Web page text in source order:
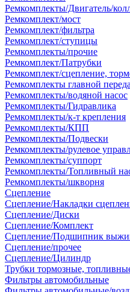
Ремкомплекты/Двигатель/
Ремкомплект/мост
Ремкомплект/фильтра
Ремкомплект/ступицы
Ремкомплекты/прочие
Ремкомплект/Патрубки
Ремкомплект/сцепление,
Ремкомплекты главной
Ремкомплекты/водяной насос
Ремкомплекты/Гидравлика
Ремкомплекты/к-т крепления
Ремкомплекты/КПП
Ремкомплекты/Подвески
Ремкомплекты/рулевое
Ремкомплекты/суппорт
Ремкомплекты/Топливный
Ремкомплекты/шкворня
Сцепление
Сцепление/Накладки
Сцепление/Диски
Сцепление/Комплект
Сцепление/Подшипник
Сцепление/прочее
Сцепление/Цилиндр
Трубки тормозные,
Фильтры автомобильные